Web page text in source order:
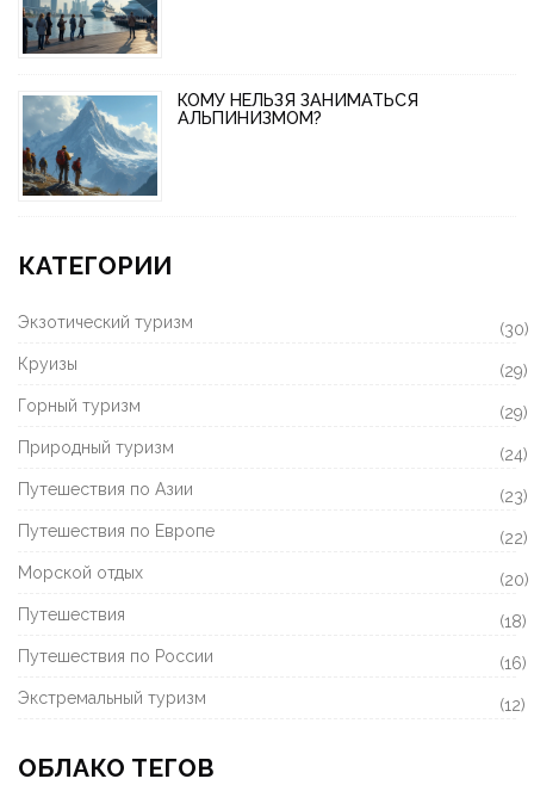
КОМУ НЕЛЬЗЯ ЗАНИМАТЬСЯ
АЛЬПИНИЗМОМ?
КАТЕГОРИИ
Экзотический туризм
(30)
Круизы
(29)
Горный туризм
(29)
Природный туризм
(24)
Путешествия по Азии
(23)
Путешествия по Европе
(22)
Морской отдых
(20)
Путешествия
(18)
Путешествия по России
(16)
Экстремальный туризм
(12)
ОБЛАКО ТЕГОВ